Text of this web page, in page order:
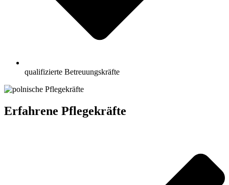
qualifizierte Betreuungskräfte
Erfahrene Pflegekräfte